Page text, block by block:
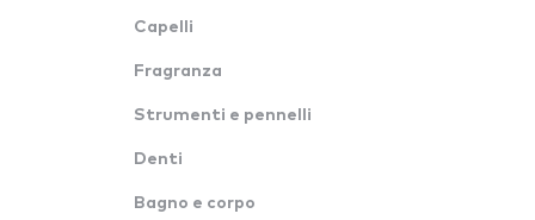
Capelli
Fragranza
Strumenti e pennelli
Denti
Bagno e corpo